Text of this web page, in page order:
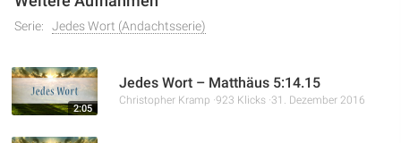
Serie: Jedes Wort (Andachtsserie)
2:05
Jedes Wort – Matthäus 5:14.15
Christopher Kramp 923 Klicks 31. Dezember 2016